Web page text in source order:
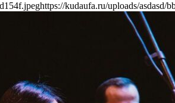
https://kudaufa.ru/uploads/asdasd/